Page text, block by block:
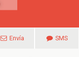
Envía SMS